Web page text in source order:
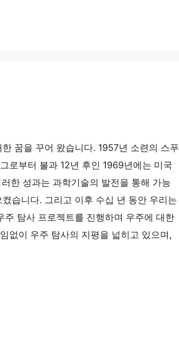
꿈을 꾸어 왔습니다. 1957년 소련의 스푸
로부터 불과 12년 후인 1969년에는 미국
한 성과는 과학기술의 발전을 통해 가능
습니다. 그리고 이후 수십 년 동안 우리는
탐사 프로젝트를 진행하며 우주에 대한
없이 우주 탐사의 지평을 넓히고 있으며,